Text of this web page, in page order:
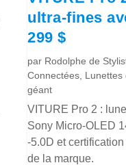
ultra-fines
299 $
par Rodolphe de
Connectées Lunettes
géant
VITURE Pro 2 :
Sony Micro-OLED
-5.0D et
de la marque.